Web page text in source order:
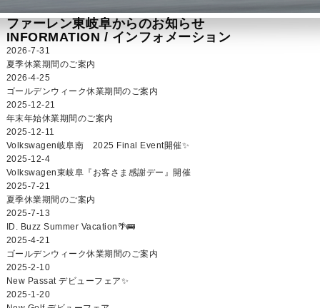
ファーレン東岐阜からのお知らせ
INFORMATION / インフォメーション
2026-7-31
夏季休業期間のご案内
2026-4-25
ゴールデンウィーク休業期間のご案内
2025-12-21
年末年始休業期間のご案内
2025-12-11
Volkswagen岐阜南 2025 Final Event開催✨
2025-12-4
Volkswagen東岐阜『お客さま感謝デー』開催
2025-7-21
夏季休業期間のご案内
2025-7-13
ID. Buzz Summer Vacation🌴🚌
2025-4-21
ゴールデンウィーク休業期間のご案内
2025-2-10
New Passat デビューフェア✨
2025-1-20